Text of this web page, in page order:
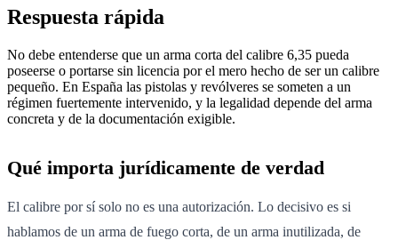
Respuesta rápida
No debe entenderse que un arma corta del calibre 6,35 pueda
poseerse o portarse sin licencia por el mero hecho de ser un calibre
pequeño. En España las pistolas y revólveres se someten a un
régimen fuertemente intervenido, y la legalidad depende del arma
concreta y de la documentación exigible.
Qué importa jurídicamente de verdad
El calibre por sí solo no es una autorización. Lo decisivo es si
hablamos de un arma de fuego corta, de un arma inutilizada, de